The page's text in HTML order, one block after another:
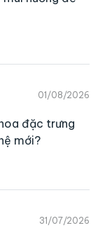
01/08/2026
đặc trưng
mới?
31/07/2026